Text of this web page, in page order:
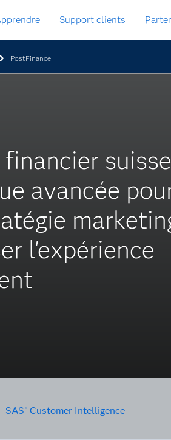
Support clients
PostFinance
suisse
avancée
l'expérience
SAS ® Customer Intelligence